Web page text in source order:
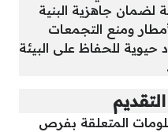
لضمان جاهزية البنية
ومنع التجمعات
حيوية للحفاظ على البيئة
المتعلقة بفرص